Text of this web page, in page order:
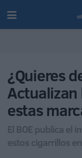
¿Quieres
Actualizan
estas
El BOE publica el
estos cigarrillos